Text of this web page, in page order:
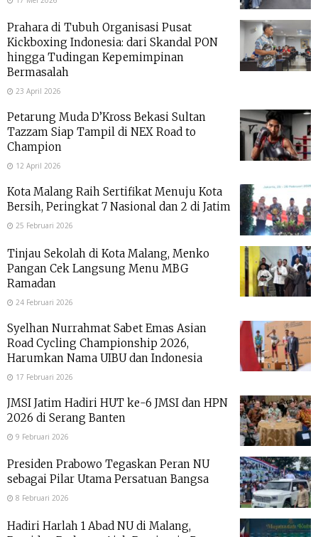
Prahara di Tubuh Organisasi Pusat
Kickboxing Indonesia: dari Skandal PON
hingga Tudingan Kepemimpinan
Bermasalah
23 April 2026
Petarung Muda D’Kross Bekasi Sultan
Tazzam Siap Tampil di NEX Road to
Champion
12 April 2026
Kota Malang Raih Sertifikat Menuju Kota
Bersih, Peringkat 7 Nasional dan 2 di Jatim
25 Februari 2026
Tinjau Sekolah di Kota Malang, Menko
Pangan Cek Langsung Menu MBG
Ramadan
24 Februari 2026
Syelhan Nurrahmat Sabet Emas Asian
Road Cycling Championship 2026,
Harumkan Nama UIBU dan Indonesia
17 Februari 2026
JMSI Jatim Hadiri HUT ke-6 JMSI dan HPN
2026 di Serang Banten
9 Februari 2026
Presiden Prabowo Tegaskan Peran NU
sebagai Pilar Utama Persatuan Bangsa
8 Februari 2026
Hadiri Harlah 1 Abad NU di Malang,